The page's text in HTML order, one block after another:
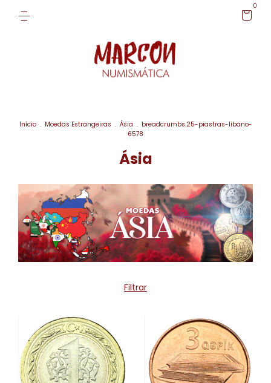
0
Início . Moedas Estrangeiras . Ásia . breadcrumbs.25-piastras-libano-
6578
Ásia
Filtrar